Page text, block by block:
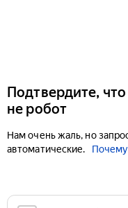
Подтвердите,
не робот
Нам очень жаль, но
автоматические.
Почему